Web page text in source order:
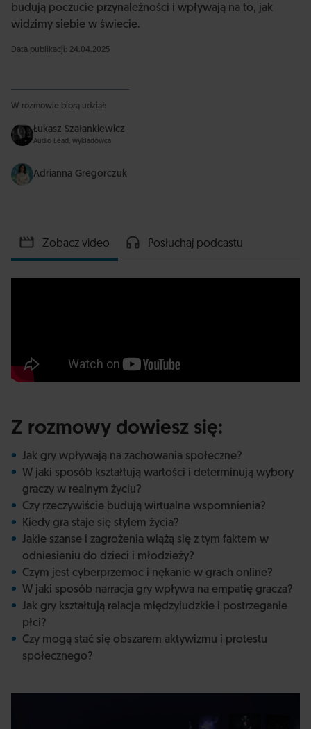
budują poczucie przynależności i wpływają na to, jak
widzimy siebie w świecie.
Data publikacji: 24.04.2025
W rozmowie biorą udział:
Łukasz Szałankiewicz
Audio Lead, wykładowca
Adrianna Gregorczuk
Zobacz video Posłuchaj podcastu
Z rozmowy dowiesz się:
Jak gry wpływają na zachowania społeczne?
W jaki sposób kształtują wartości i determinują wybory
graczy w realnym życiu?
Czy rzeczywiście budują wirtualne wspomnienia?
Kiedy gra staje się stylem życia?
Jakie szanse i zagrożenia wiążą się z tym faktem w
odniesieniu do dzieci i młodzieży?
Czym jest cyberprzemoc i nękanie w grach online?
W jaki sposób narracja gry wpływa na empatię gracza?
Jak gry kształtują relacje międzyludzkie i postrzeganie
płci?
Czy mogą stać się obszarem aktywizmu i protestu
społecznego?